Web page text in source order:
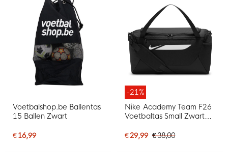
Voetbalshop.be Ballentas
15 Ballen Zwart
€ 16,99
-21%
Nike Academy Team F26
Voetbaltas Small Zwart
€ 29,99 € 38,00